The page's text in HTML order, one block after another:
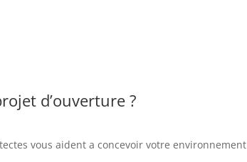
d’ouverture ?
vous aident a concevoir votre environnement